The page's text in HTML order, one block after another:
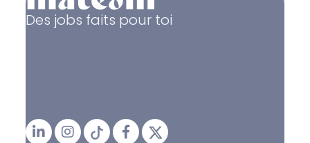
Des jobs faits pour toi